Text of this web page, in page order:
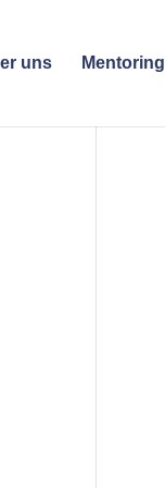
uns Mentoring